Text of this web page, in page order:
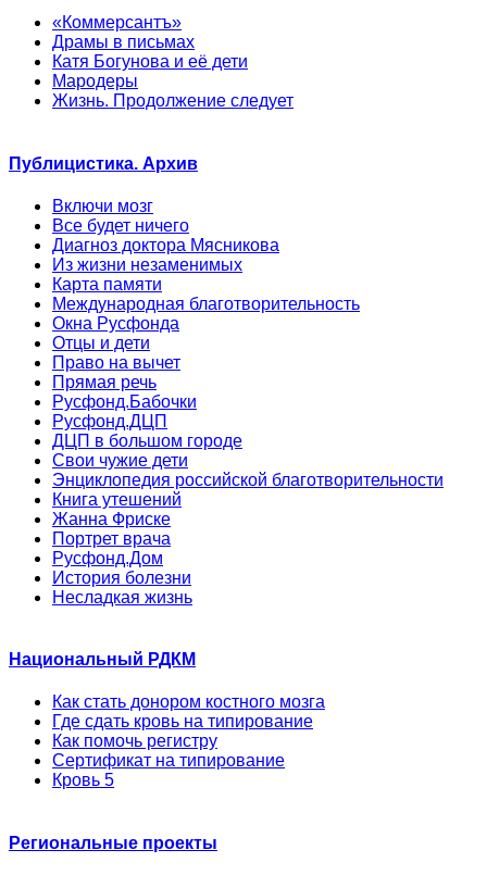
«Коммерсантъ»
Драмы в письмах
Катя Богунова и её дети
Мародеры
Жизнь. Продолжение следует
Публицистика. Архив
Включи мозг
Все будет ничего
Диагноз доктора Мясникова
Из жизни незаменимых
Карта памяти
Международная благотворительность
Окна Русфонда
Отцы и дети
Право на вычет
Прямая речь
Русфонд.Бабочки
Русфонд.ДЦП
ДЦП в большом городе
Свои чужие дети
Энциклопедия российской благотворительности
Книга утешений
Жанна Фриске
Портрет врача
Русфонд.Дом
История болезни
Несладкая жизнь
Национальный РДКМ
Как стать донором костного мозга
Где сдать кровь на типирование
Как помочь регистру
Сертификат на типирование
Кровь 5
Региональные проекты